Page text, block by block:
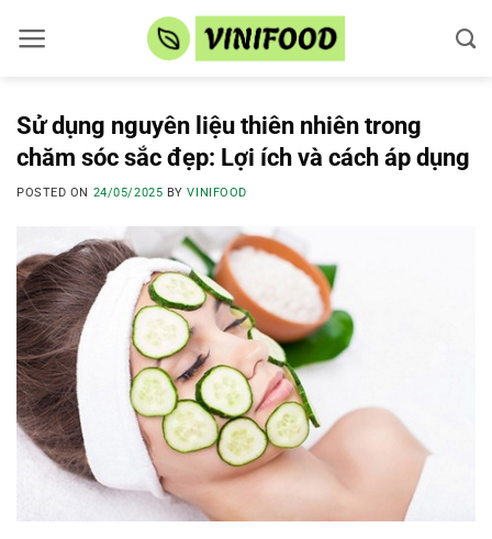
Sử dụng nguyên liệu thiên nhiên trong
chăm sóc sắc đẹp: Lợi ích và cách áp dụng
POSTED ON 24/05/2025 BYVINIFOOD